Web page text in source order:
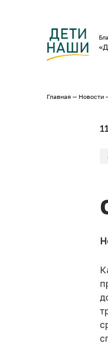
Главная — Новости